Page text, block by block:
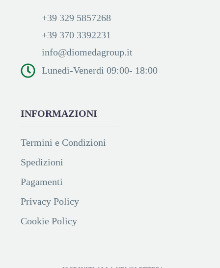
+39 329 5857268
+39 370 3392231
info@diomedagroup.it
Lunedì-Venerdì 09:00- 18:00
INFORMAZIONI
Termini e Condizioni
Spedizioni
Pagamenti
Privacy Policy
Cookie Policy